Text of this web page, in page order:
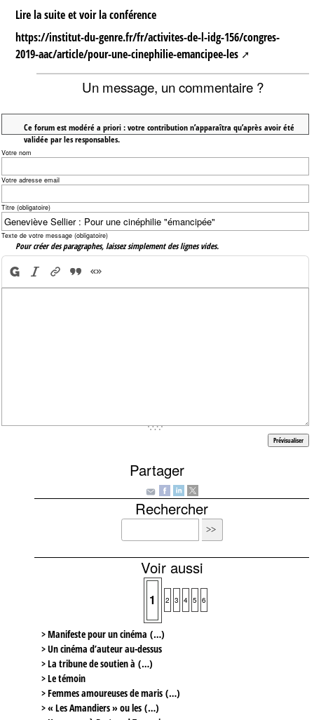
Lire la suite et voir la conférence
https://institut-du-genre.fr/fr/activites-de-l-idg-156/congres-
2019-aac/article/pour-une-cinephilie-emancipee-les
Un message, un commentaire ?
Ce forum est modéré a priori : votre contribution n’apparaîtra qu’après avoir été
validée par les responsables.
Votre nom
Votre adresse email
Titre (obligatoire)
Texte de votre message (obligatoire)
Pour créer des paragraphes, laissez simplement des lignes vides.
Partager
Rechercher
Voir aussi
1 2 3 4 5 6
> Manifeste pour un cinéma (…)
> Un cinéma d’auteur au-dessus
> La tribune de soutien à (…)
> Le témoin
> Femmes amoureuses de maris (…)
> « Les Amandiers » ou les (…)